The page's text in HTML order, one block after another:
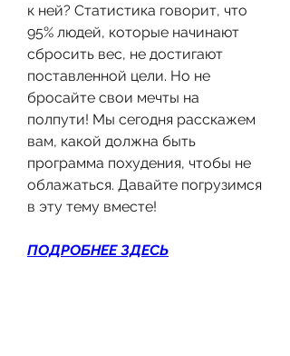
к ней? Статистика говорит, что
95% людей, которые начинают
сбросить вес, не достигают
поставленной цели. Но не
бросайте свои мечты на
полпути! Мы сегодня расскажем
вам, какой должна быть
программа похудения, чтобы не
облажаться. Давайте погрузимся
в эту тему вместе!
ПОДРОБНЕЕ ЗДЕСЬ